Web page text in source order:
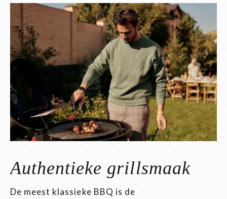
Authentieke grillsmaak
De meest klassieke BBQ is de